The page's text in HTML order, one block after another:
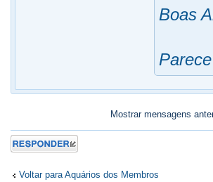
Boas
Mostrar mensagens
Responder
Voltar para Aquários dos Membros